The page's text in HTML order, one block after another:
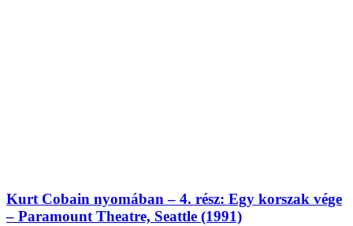
Kurt Cobain nyomában – 4. rész: Egy korszak vége
– Paramount Theatre, Seattle (1991)